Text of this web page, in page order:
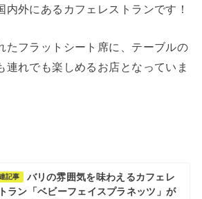
内外にあるカフェレストランです！
たフラットシート席に、テーブルの
連れでも楽しめるお店となっていま
記事
バリの雰囲気を味わえるカフェレ
ラン「ベビーフェイスプラネッツ」が